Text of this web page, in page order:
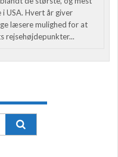
USA. Hvert år giver
læsere mulighed for at
rejsehøjdepunkter...